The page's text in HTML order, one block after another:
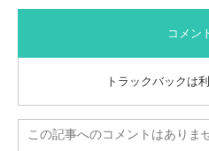
コメン
トラックバックは
この記事へのコメントはありま